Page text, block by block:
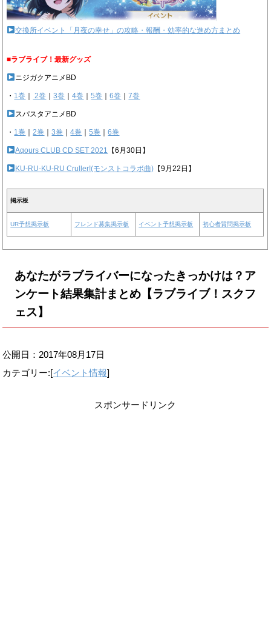
交換所イベント「月夜の幸せ」の攻略・報酬・効率的な進め方まとめ
■ラブライブ！最新グッズ
ニジガクアニメBD
・ 1巻 2巻 ｜3巻 ｜4巻 ｜5巻 ｜6巻 ｜7巻
スパスタアニメBD
・ 1巻 ｜2巻 ｜3巻 ｜4巻 ｜5巻 ｜6巻
Aqours CLUB CD SET 2021 【6月30日】
KU-RU-KU-RU Cruller!(モンストコラボ曲) 【9月22日】
掲示板
UR予想掲示板 フレンド募集掲示板 イベント予想掲示板 初心者質問掲示板
あなたがラブライバーになったきっかけは？ア
ンケート結果集計まとめ【ラブライブ！スクフ
ェス】
公開日： 2017年08月17日
カテゴリー:[イベント情報]
スポンサードリンク